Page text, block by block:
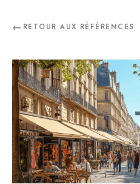
RETOUR AUX RÉFÉRENCES